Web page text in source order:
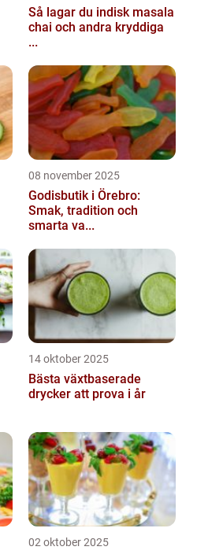
Så lagar du indisk masala
chai och andra kryddiga
...
08 november 2025
Godisbutik i Örebro:
Smak, tradition och
smarta va...
14 oktober 2025
Bästa växtbaserade
drycker att prova i år
02 oktober 2025